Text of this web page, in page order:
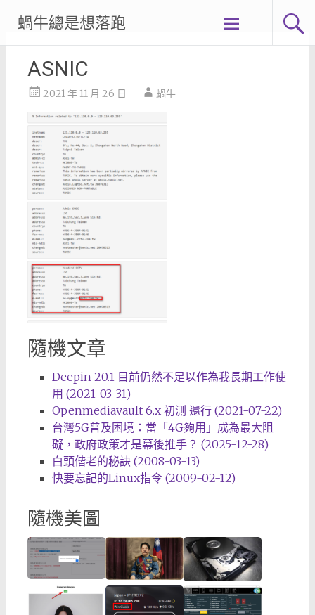
content
蝸牛總是想落跑
ASNIC
2021 年 11 月 26 日 蝸牛
隨機文章
Deepin 20.1 目前仍然不足以作為我長期工作使
用 (2021-03-31)
Openmediavault 6.x 初測 還行 (2021-07-22)
台灣5G普及困境：當「4G夠用」成為最大阻
礙，政府政策才是幕後推手？ (2025-12-28)
白頭偕老的秘訣 (2008-03-13)
快要忘記的Linux指令 (2009-02-12)
隨機美圖